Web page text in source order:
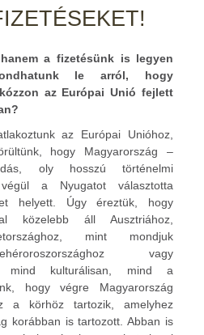
a fizetésünk is legyen
le arról, hogy
az Európai Unió fejlett
az Európai Unióhoz,
hogy Magyarország –
oly hosszú történelmi
a Nyugatot választotta
helyett. Úgy éreztük, hogy
közelebb áll Ausztriához,
mint mondjuk
vagy
mind kulturálisan, mind a
hogy végre Magyarország
a körhöz tartozik, amelyhez
korábban is tartozott. Abban is